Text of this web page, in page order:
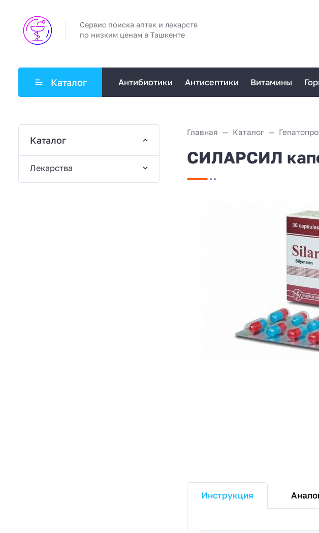
Сервис поиска аптек и лекарств
по низким ценам в Ташкенте
Каталог Антибиотики Антисептики Витамины
Главная Каталог
СИЛАРСИЛ
Инструкция
Каталог
Лекарства